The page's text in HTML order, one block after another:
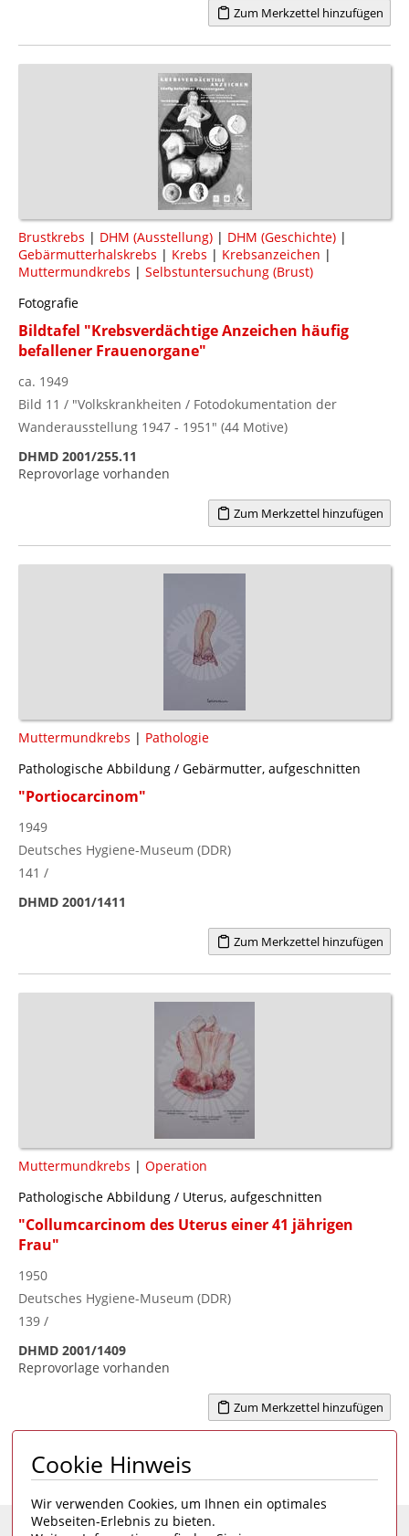
Zum Merkzettel hinzufügen
Brustkrebs | DHM (Ausstellung) | DHM (Geschichte) |
Gebärmutterhalskrebs | Krebs | Krebsanzeichen |
Muttermundkrebs | Selbstuntersuchung (Brust)
Fotografie
Bildtafel "Krebsverdächtige Anzeichen häufig
befallener Frauenorgane"
ca. 1949
Bild 11 / "Volkskrankheiten / Fotodokumentation der
Wanderausstellung 1947 - 1951" (44 Motive)
DHMD 2001/255.11
Reprovorlage vorhanden
Zum Merkzettel hinzufügen
Muttermundkrebs | Pathologie
Pathologische Abbildung / Gebärmutter, aufgeschnitten
"Portiocarcinom"
1949
Deutsches Hygiene-Museum (DDR)
141 /
DHMD 2001/1411
Zum Merkzettel hinzufügen
Muttermundkrebs | Operation
Pathologische Abbildung / Uterus, aufgeschnitten
"Collumcarcinom des Uterus einer 41 jährigen
Frau"
1950
Deutsches Hygiene-Museum (DDR)
139 /
DHMD 2001/1409
Reprovorlage vorhanden
Zum Merkzettel hinzufügen
Seite 1 von 1 1
Cookie Hinweis
Wir verwenden Cookies, um Ihnen ein optimales
Webseiten-Erlebnis zu bieten.